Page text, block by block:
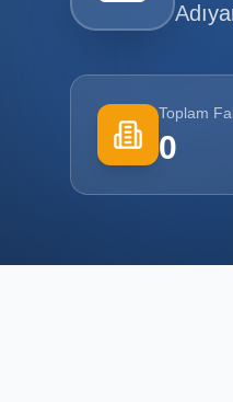
Toplam
0